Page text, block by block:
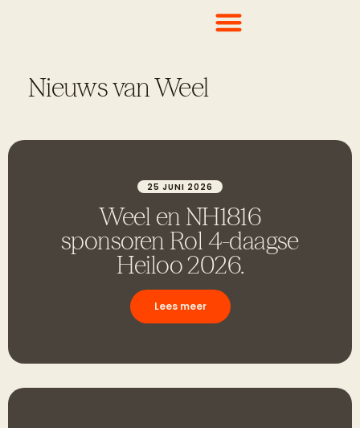
Nieuws van Weel
25 JUNI 2026
Weel en NH1816
sponsoren Rol 4-daagse
Heiloo 2026.
Lees meer